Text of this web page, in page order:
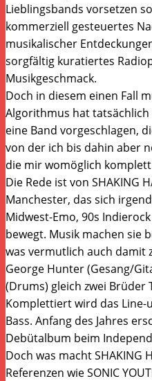
Lieblingsbands vorsetzen
kommerziell gesteuertes
musikalischer
sorgfältig kuratiertes
Musikgeschmack.
Doch in diesem einen Fall
Algorithmus hat
eine Band vorgeschlagen,
von der ich bis dahin aber
die mir womöglich
Die Rede ist von SHAKING
Manchester, das sich
Midwest-Emo, 90s
bewegt. Musik machen sie
was vermutlich auch damit
George Hunter (Gesang/
(Drums) gleich zwei Brüder
Komplettiert wird das Line-
Bass. Anfang des Jahres
Debütalbum beim
Doch was macht SHAKING
Referenzen wie SONIC